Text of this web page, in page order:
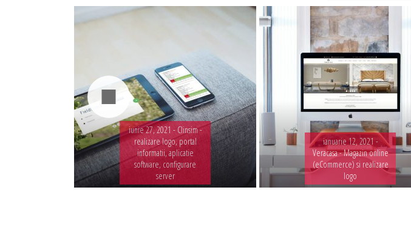
iunie 27, 2021 - Clinsim -
realizare logo, portal
informatii, aplicatie
software, configurare
server
ianuarie 12, 2021 -
Veracasa - Magazin online
(eCommerce) si realizare
logo